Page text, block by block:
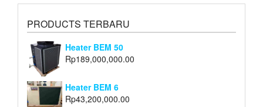
PRODUCTS TERBARU
Heater BEM 50
Rp189,000,000.00
Heater BEM 6
Rp43,200,000.00